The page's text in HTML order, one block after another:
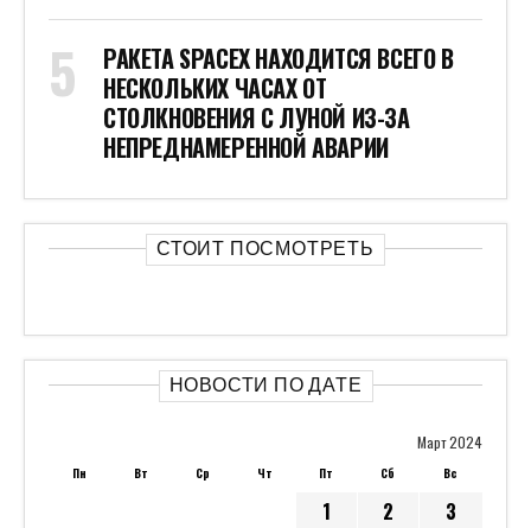
РАКЕТА SPACEX НАХОДИТСЯ ВСЕГО В
НЕСКОЛЬКИХ ЧАСАХ ОТ
СТОЛКНОВЕНИЯ С ЛУНОЙ ИЗ-ЗА
НЕПРЕДНАМЕРЕННОЙ АВАРИИ
СТОИТ ПОСМОТРЕТЬ
НОВОСТИ ПО ДАТЕ
Март 2024
Пн Вт Ср Чт Пт Сб Вс
1 2
3